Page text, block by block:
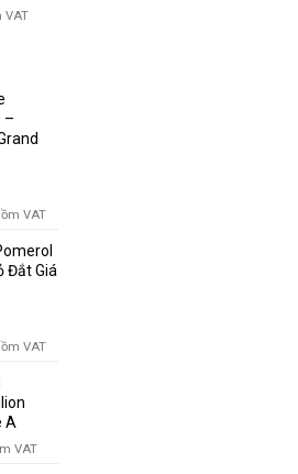
VAT
–
VAT
Đắt Giá
VNĐ.
VAT
A
VAT